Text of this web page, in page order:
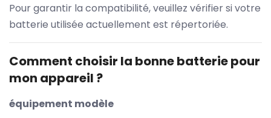
Pour garantir la compatibilité, veuillez vérifier si votre
batterie utilisée actuellement est répertoriée.
Comment choisir la bonne batterie pour
mon appareil ?
équipement modèle